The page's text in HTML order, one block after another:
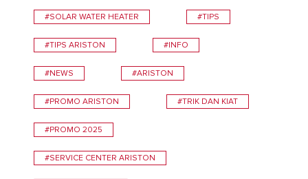
#SOLAR WATER HEATER #TIPS
#TIPS ARISTON #INFO
#NEWS #ARISTON
#PROMO ARISTON #TRIK DAN KIAT
#PROMO 2025
#SERVICE CENTER ARISTON